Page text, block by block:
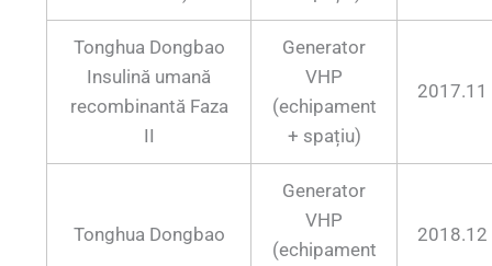
Tonghua Dongbao
Insulină umană
recombinantă Faza
II
Generator
VHP
(echipament
+ spațiu)
2017.11
Tonghua Dongbao
Generator
VHP
(echipament
2018.12